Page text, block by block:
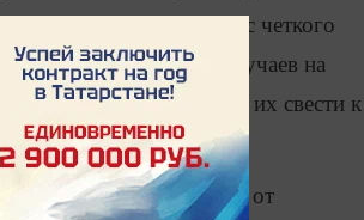
всегда требует от нас четкого
Несчастных случаев на
к тому, чтобы их свести к
вручения ключей от